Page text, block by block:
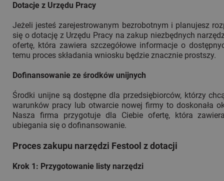
Dotacje z Urzędu Pracy
Jeżeli jesteś zarejestrowanym bezrobotnym i planujesz
się o dotację z Urzędu Pracy na zakup niezbędnych
ofertę, która zawiera szczegółowe informacje o
temu proces składania wniosku będzie znacznie prostszy.
Dofinansowanie ze środków unijnych
Środki unijne są dostępne dla przedsiębiorców, którzy
warunków pracy lub otwarcie nowej firmy to doskonała
Nasza firma przygotuje dla Ciebie ofertę, która
ubiegania się o dofinansowanie.
Proces zakupu narzędzi Festool z dotacji
Krok 1: Przygotowanie listy narzędzi